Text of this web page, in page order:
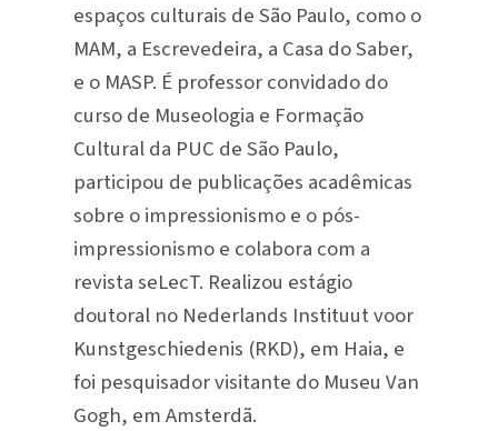
espaços culturais de São Paulo, como o
MAM, a Escrevedeira, a Casa do Saber,
e o MASP. É professor convidado do
curso de Museologia e Formação
Cultural da PUC de São Paulo,
participou de publicações acadêmicas
sobre o impressionismo e o pós-
impressionismo e colabora com a
revista seLecT. Realizou estágio
doutoral no Nederlands Instituut voor
Kunstgeschiedenis (RKD), em Haia, e
foi pesquisador visitante do Museu Van
Gogh, em Amsterdã.